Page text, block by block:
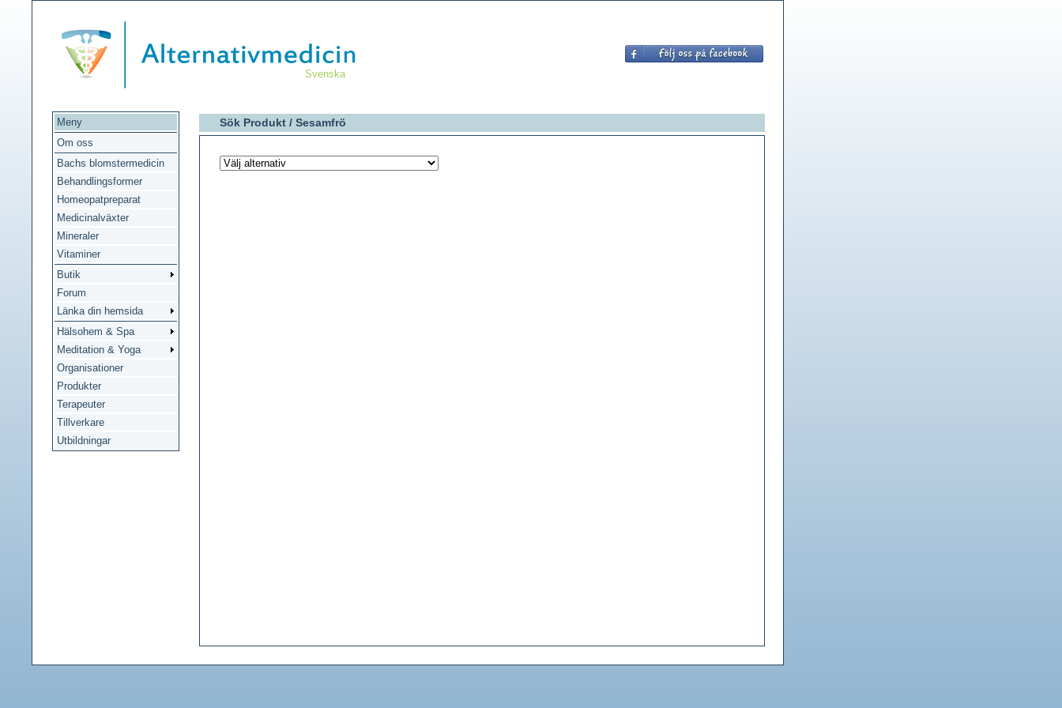
Svenska
Meny
Om oss
Bachs blomstermedicin
Behandlingsformer
Homeopatpreparat
Medicinalväxter
Mineraler
Vitaminer
Butik
Forum
Länka din hemsida
Hälsohem & Spa
Meditation & Yoga
Organisationer
Produkter
Terapeuter
Tillverkare
Utbildningar
Sök Produkt / Sesamfrö